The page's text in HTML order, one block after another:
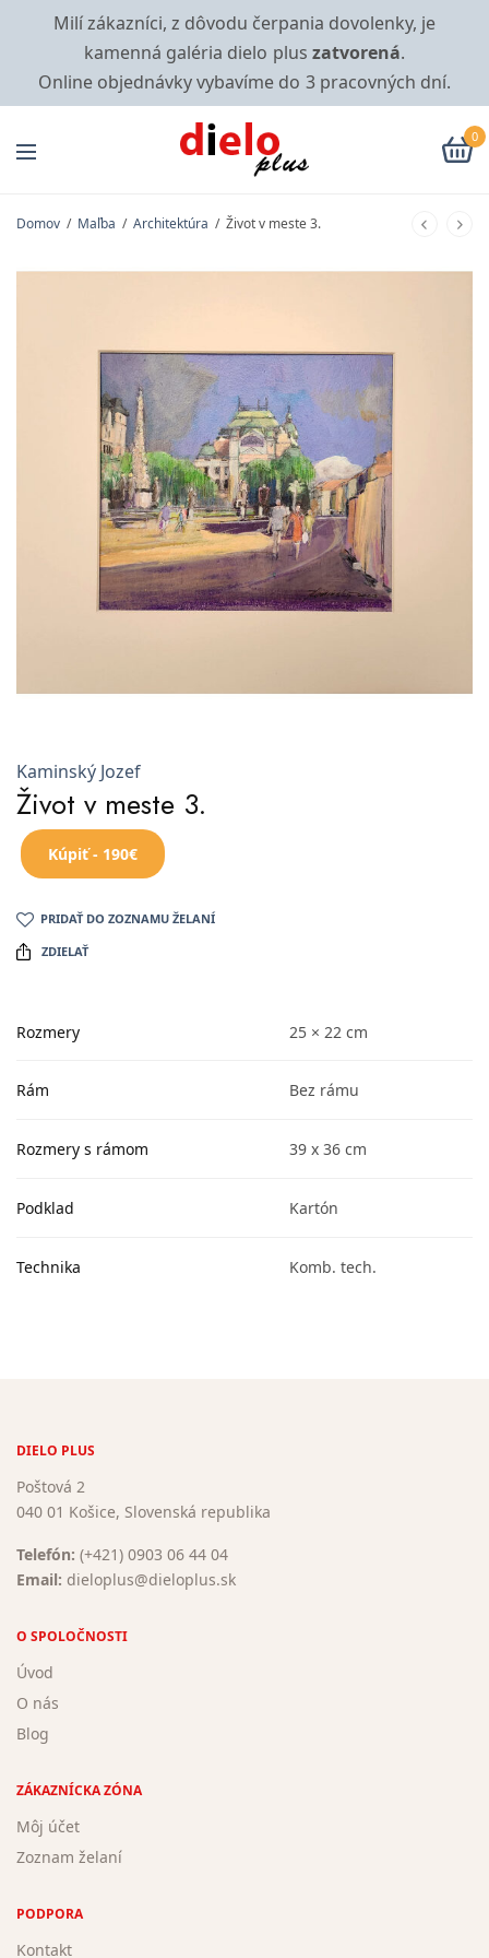
Milí zákazníci, z dôvodu čerpania dovolenky, je
kamenná galéria dielo plus zatvorená.
Online objednávky vybavíme do 3 pracovných dní.
0
Domov / Maľba / Architektúra / Život v meste 3.
Kaminský Jozef
Život v meste 3.
Kúpiť - 190€
PRIDAŤ DO ZOZNAMU ŽELANÍ
ZDIELAŤ
Rozmery 25 × 22 cm
Rám Bez rámu
Rozmery s rámom 39 x 36 cm
Podklad Kartón
Technika Komb. tech.
DIELO PLUS
Poštová 2
040 01 Košice, Slovenská republika
Telefón: (+421) 0903 06 44 04
Email: dieloplus@dieloplus.sk
O SPOLOČNOSTI
Úvod
O nás
Blog
ZÁKAZNÍCKA ZÓNA
Môj účet
Zoznam želaní
PODPORA
Kontakt